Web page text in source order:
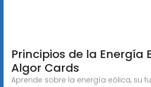
Principios de la Energía
Algor Cards
Aprende sobre la energía eólica, su